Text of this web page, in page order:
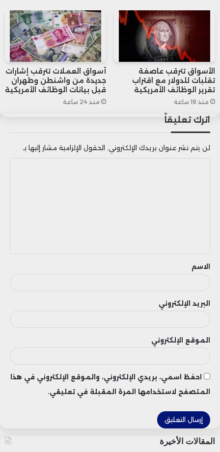
المستهلكين وآخر إحصائيات سوق العمل، لما لها
من دور حاسم في تحديد اتجاهات العملة
والسياسة النقدية.
الأسواق تترقب عاصفة
تقلبات للدولار مع اقتراب
تقرير الوظائف الأمريكية
منذ 19 ساعة
أسواق العملات تترقب إشارات
جديدة من واشنطن وطهران
قبل بيانات الوظائف الأمريكية
منذ 24 ساعة
اترك تعليقاً
لن يتم نشر عنوان بريدك الإلكتروني. الحقول الإلزامية مشار إليها بـ
ق
الاسم
البريد الإلكتروني
الموقع الإلكتروني
احفظ اسمي، بريدي الإلكتروني، والموقع الإلكتروني في هذا
المتصفح لاستخدامها المرة المقبلة في تعليقي.
المقالات الأخيرة